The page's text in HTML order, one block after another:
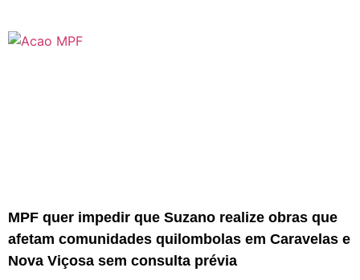
MPF quer impedir que Suzano realize obras que
afetam comunidades quilombolas em Caravelas e
Nova Viçosa sem consulta prévia